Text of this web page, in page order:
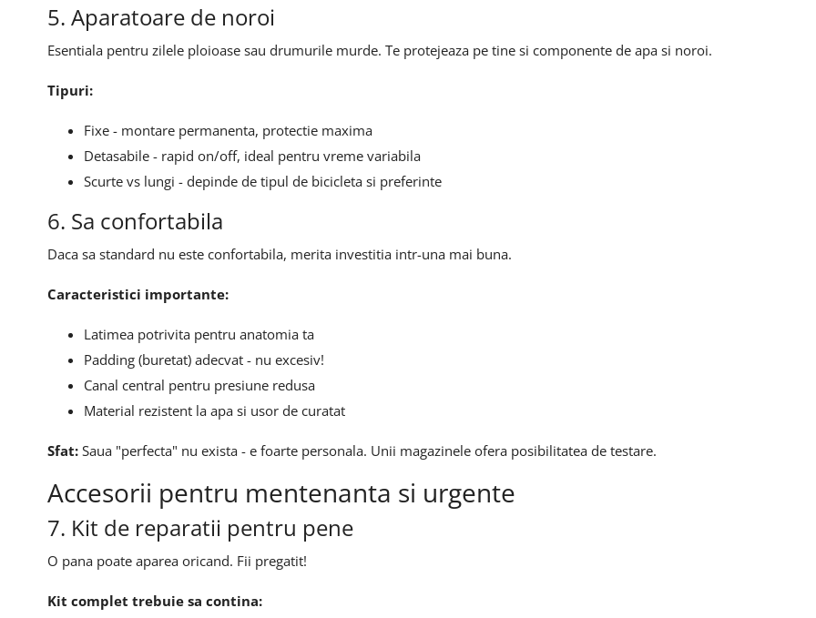
5. Aparatoare de noroi
Esentiala pentru zilele ploioase sau drumurile murde. Te protejeaza pe tine si componente de apa si noroi.
Tipuri:
Fixe - montare permanenta, protectie maxima
Detasabile - rapid on/off, ideal pentru vreme variabila
Scurte vs lungi - depinde de tipul de bicicleta si preferinte
6. Sa confortabila
Daca sa standard nu este confortabila, merita investitia intr-una mai buna.
Caracteristici importante:
Latimea potrivita pentru anatomia ta
Padding (buretat) adecvat - nu excesiv!
Canal central pentru presiune redusa
Material rezistent la apa si usor de curatat
Sfat: Saua "perfecta" nu exista - e foarte personala. Unii magazinele ofera posibilitatea de testare.
Accesorii pentru mentenanta si urgente
7. Kit de reparatii pentru pene
O pana poate aparea oricand. Fii pregatit!
Kit complet trebuie sa contina: